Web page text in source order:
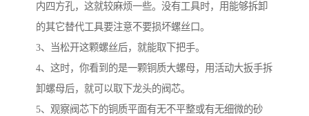
内四方孔，这就较麻烦一些。没有工具时，用能够拆卸
的其它替代工具要注意不要损坏螺丝口。
3、当松开这颗螺丝后，就能取下把手。
4、这时，你看到的是一颗铜质大螺母，用活动大扳手拆
卸螺母后，就可以取下龙头的阀芯。
5、观察阀芯下的铜质平面有无不平整或有无细微的砂